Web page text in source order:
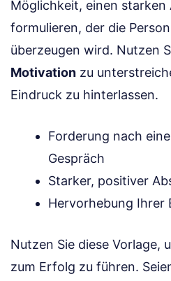
Möglichkeit, einen starken
formulieren, der die
überzeugen wird. Nutzen
Motivation zu
Eindruck zu hinterlassen.
Forderung nach
Gespräch
Starker, positiver
Hervorhebung Ihrer
Nutzen Sie diese Vorlage,
zum Erfolg zu führen.